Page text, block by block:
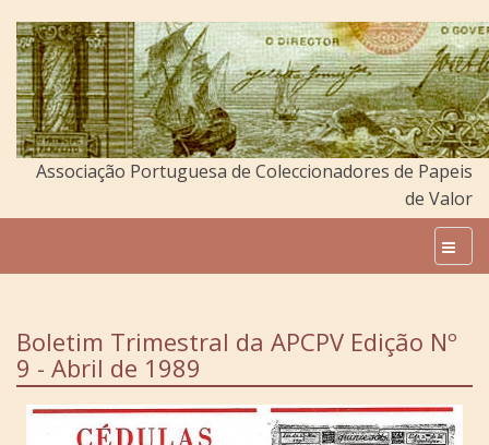
Associação Portuguesa de Coleccionadores de Papeis
de Valor
Boletim Trimestral da APCPV Edição Nº
9 - Abril de 1989